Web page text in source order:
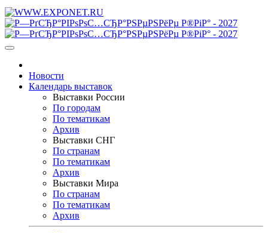
Новости
Календарь выставок
Выставки России
По городам
По тематикам
Архив
Выставки СНГ
По странам
По тематикам
Архив
Выставки Мира
По странам
По тематикам
Архив